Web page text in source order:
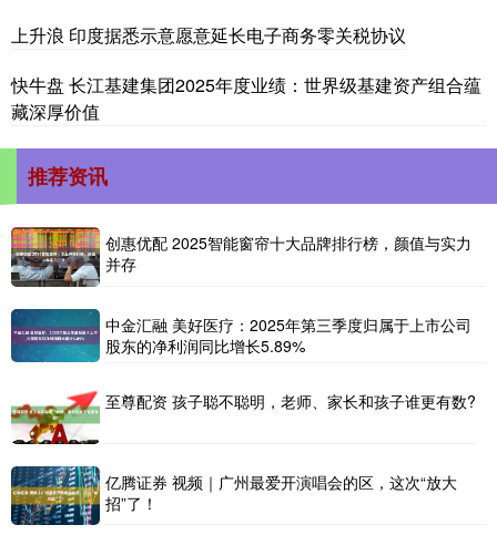
上升浪 印度据悉示意愿意延长电子商务零关税协议
快牛盘 长江基建集团2025年度业绩：世界级基建资产组合蕴
藏深厚价值
推荐资讯
创惠优配 2025智能窗帘十大品牌排行榜，颜值与实力
并存
中金汇融 美好医疗：2025年第三季度归属于上市公司
股东的净利润同比增长5.89%
至尊配资 孩子聪不聪明，老师、家长和孩子谁更有数?
亿腾证券 视频｜广州最爱开演唱会的区，这次“放大
招”了！